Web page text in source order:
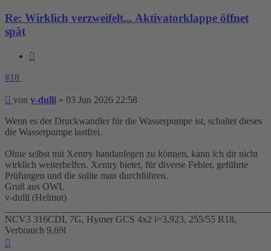
Re: Wirklich verzweifelt... Aktivatorklappe öffnet
spät
#18
Beitrag
von v-dulli » 03 Jun 2026 22:58
Wenn es der Druckwandler für die Wasserpumpe ist, schaltet dieses
die Wasserpumpe lastfrei.
Ohne selbst mit Xentry handanlegen zu können, kann ich dir nicht
wirklich weiterhelfen. Xentry bietet, für diverse Fehler, geführte
Prüfungen und die sollte man durchführen.
Gruß aus OWL
v-dulli (Helmut)
NCV3 316CDI, 7G, Hymer GCS 4x2 i=3,923, 255/55 R18,
Verbrauch 9,69l